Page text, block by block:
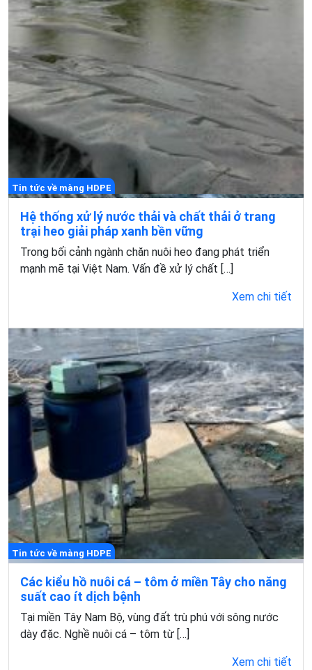
Tin tức về màng HDPE
Hệ thống xử lý nước thải và chất thải ở trang
trại heo giải pháp xanh bền vững
Trong bối cảnh ngành chăn nuôi heo đang phát triển
mạnh mẽ tại Việt Nam. Vấn đề xử lý chất […]
Xem chi tiết
Tin tức về màng HDPE
Các kiểu hồ nuôi cá – tôm ở miền Tây cho năng
suất cao ít dịch bệnh
Tại miền Tây Nam Bộ, vùng đất trù phú với sông nước
dày đặc. Nghề nuôi cá – tôm từ […]
Xem chi tiết